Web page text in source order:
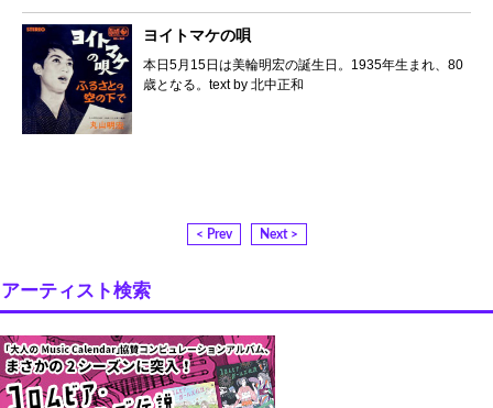
ヨイトマケの唄
本日5月15日は美輪明宏の誕生日。1935年生まれ、80
歳となる。text by 北中正和
< Prev Next >
アーティスト検索